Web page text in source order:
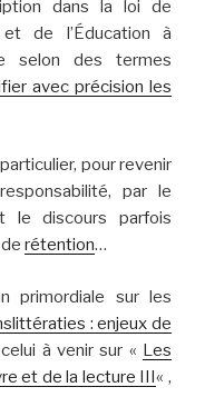
dans la loi de
de l’Éducation à
selon des termes
avec précision les
pour revenir
par le
le discours parfois
rétention…
primordiale sur les
: enjeux de
à venir sur « Les
et de la lecture III« ,